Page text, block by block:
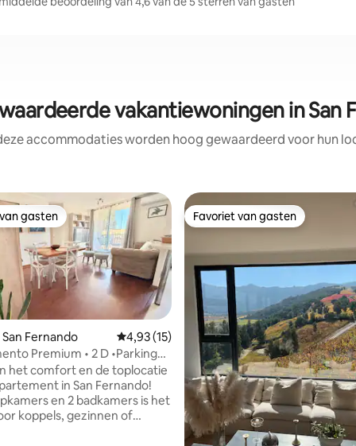
vakantiewoningen in San
accommodaties worden hoog gewaardeerd voor hun
van 4,98 op 5, 225 recensies
gasten
gasten
Fernando Gemiddelde beoordeling van 4,93 op 5, 15
4,93 (15)
Premium • 2 D •Parking
het comfort en de toplocatie
in San Fernando!
en 2 badkamers is het
koppels, gezinnen of
Favoriet van gasten
Favoriet van gasten